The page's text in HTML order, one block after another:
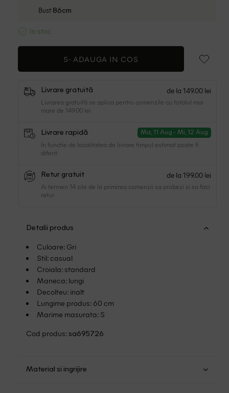
Bust 86cm
In stoc
S- ADAUGA IN COS
Livrare gratuită de la 149.00 lei
Livrarea gratuită se aplica pentru comenzile cu totalul mai
mare de 149.00 lei
Livrare rapidă Ma, 11 Aug - Mi, 12 Aug
In functie de localitatea de livrare timpul estimat poate fi
diferit.
Retur gratuit de la 199.00 lei
Ai termen 14 zile de la primirea comenzii sa probezi si sa faci
retur.
Detalii produs
Culoare: Gri
Stil: casual
Croiala: standard
Maneca: lungi
Decolteu: inalt
Lungime produs: 60 cm
Marime masurata: S
Cod produs: sa695726
Material si ingrijire